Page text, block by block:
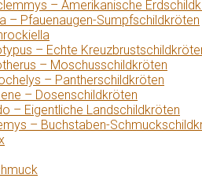
– Amerikanische
– Pfauenaugen-Sumpfschildkröten
– Echte
– Moschusschildkröten
– Pantherschildkröten
– Dosenschildkröten
– Eigentliche Landschildkröten
– Buchstaben-